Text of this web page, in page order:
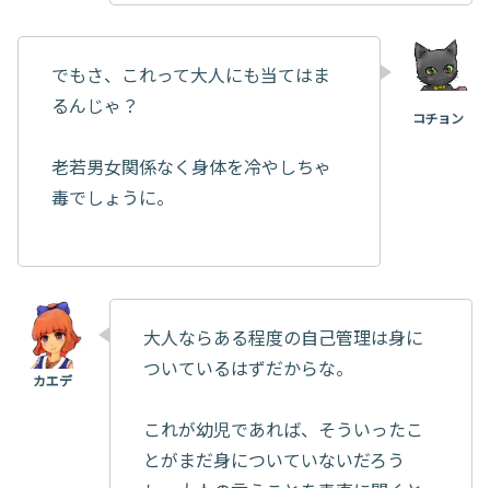
でもさ、これって大人にも当てはま
るんじゃ？
老若男女関係なく身体を冷やしちゃ
毒でしょうに。
大人ならある程度の自己管理は身に
ついているはずだからな。
これが幼児であれば、そういったこ
とがまだ身についていないだろう